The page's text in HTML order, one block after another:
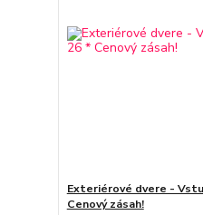
Exteriérové dvere -
Cenový zásah!